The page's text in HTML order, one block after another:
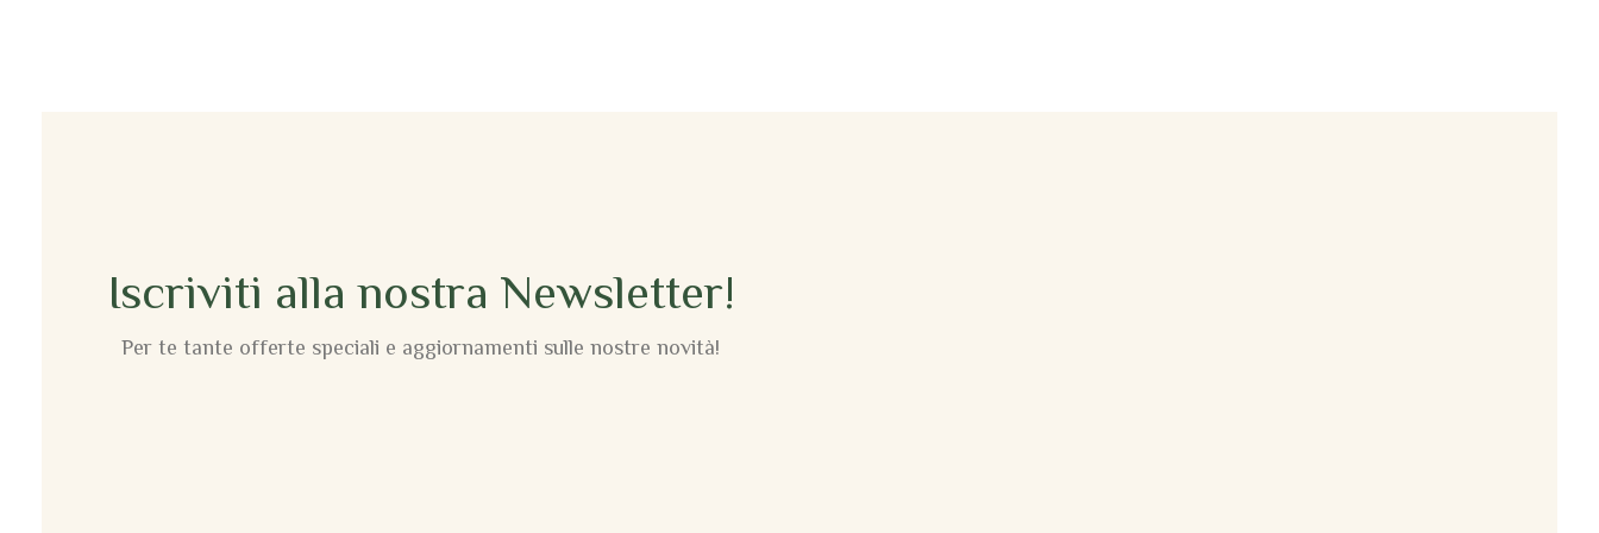
Iscriviti alla nostra Newsletter!
Per te tante offerte speciali e aggiornamenti sulle nostre novità!